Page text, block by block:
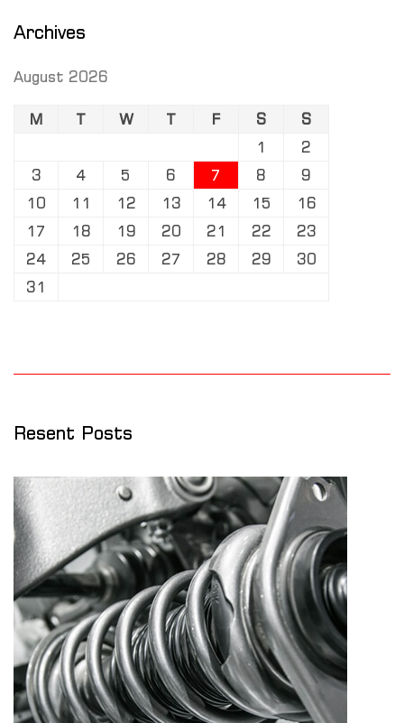
Archives
August 2026
M T W T F S
S
1
2
3
4 5 6 7 8
9
10
11 12 13 14 15
16
17
18 19 20 21 22
23
24
25 26 27 28 29
30
31
Resent Posts